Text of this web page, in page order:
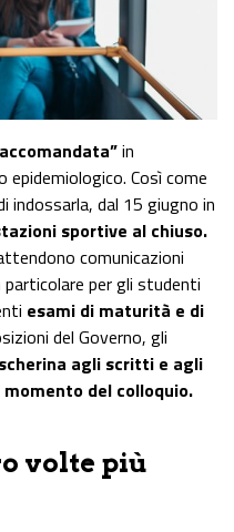
in
Così come
indossarla, dal 15 giugno in
sportive al chiuso.
comunicazioni
per gli studenti
esami di maturità e di
del Governo, gli
agli scritti e agli
del colloquio.
volte più